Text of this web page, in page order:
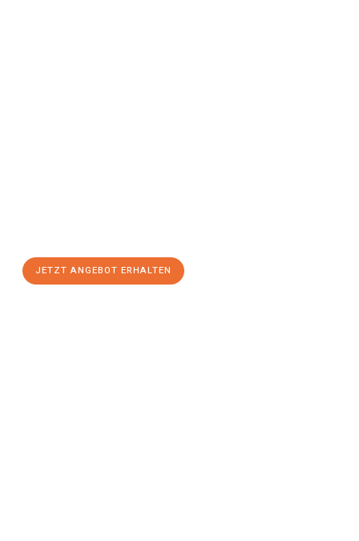
JETZT ANGEBOT ERHALTEN